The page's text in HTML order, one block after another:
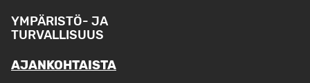
YMPÄRISTÖ- JA
TURVALLISUUS
AJANKOHTAISTA